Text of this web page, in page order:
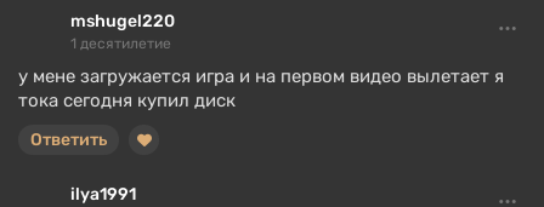
mshugel220
1 десятилетие
у мене загружается игра и на первом видео вылетает я
тока сегодня купил диск
Ответить
ilya1991